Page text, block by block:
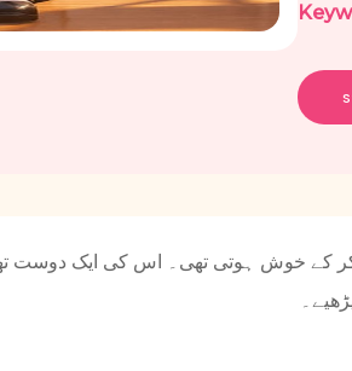
کے خوش ہوتی تھی۔ اس کی ایک دوست